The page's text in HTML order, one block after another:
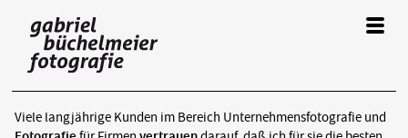
A
r
c
Viele langjährige Kunden im Bereich Unternehmensfotografie und